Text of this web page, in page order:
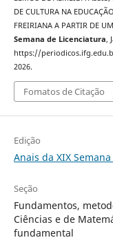
DE CULTURA NA
FREIRIANA A PARTIR DE
Semana de Licenciatura,
https://
2026.
Fomatos de Citação
Edição
Anais da XIX
Seção
Fundamentos,
Ciências e de
fundamental